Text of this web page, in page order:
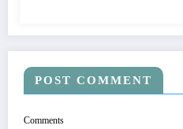
POST COMMENT
Comments